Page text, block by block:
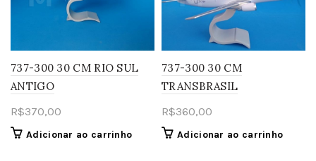
737-300 30 CM RIO SUL
ANTIGO
R$370,00
Adicionar ao carrinho
737-300 30 CM
TRANSBRASIL
R$360,00
Adicionar ao carrinho